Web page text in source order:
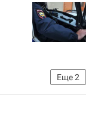
Россия
Еще2